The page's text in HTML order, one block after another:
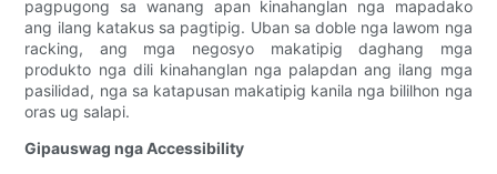
pagpugong sa wanang apan kinahanglan nga mapadako
ang ilang katakus sa pagtipig. Uban sa doble nga lawom nga
racking, ang mga negosyo makatipig daghang mga
produkto nga dili kinahanglan nga palapdan ang ilang mga
pasilidad, nga sa katapusan makatipig kanila nga bililhon nga
oras ug salapi.
Gipauswag nga Accessibility